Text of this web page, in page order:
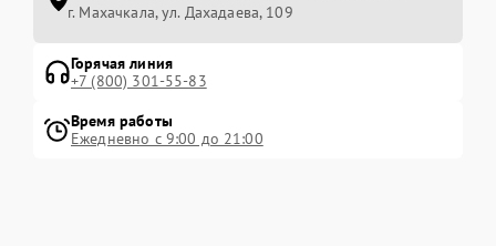
г. Махачкала, ул. Дахадаева, 109
Горячая линия
+7 (800) 301-55-83
Время работы
Ежедневно с 9:00 до 21:00